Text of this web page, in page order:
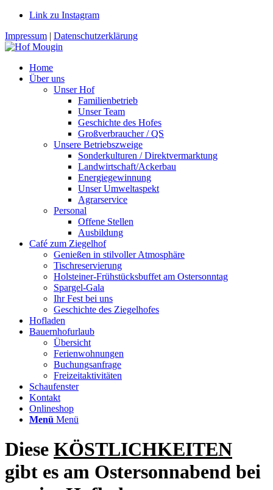
Link zu Instagram
Impressum | Datenschutzerklärung
Home
Über uns
Unser Hof
Familienbetrieb
Unser Team
Geschichte des Hofes
Großverbraucher / QS
Unsere Betriebszweige
Sonderkulturen / Direktvermarktung
Landwirtschaft/Ackerbau
Energiegewinnung
Unser Umweltaspekt
Agrarservice
Personal
Offene Stellen
Ausbildung
Café zum Ziegelhof
Genießen in stilvoller Atmosphäre
Tischreservierung
Holsteiner-Frühstücksbuffet am Ostersonntag
Spargel-Gala
Ihr Fest bei uns
Geschichte des Ziegelhofes
Hofladen
Bauernhofurlaub
Übersicht
Ferienwohnungen
Buchungsanfrage
Freizeitaktivitäten
Schaufenster
Kontakt
Onlineshop
Menü Menü
Diese KÖSTLICHKEITEN
gibt es am Ostersonnabend bei